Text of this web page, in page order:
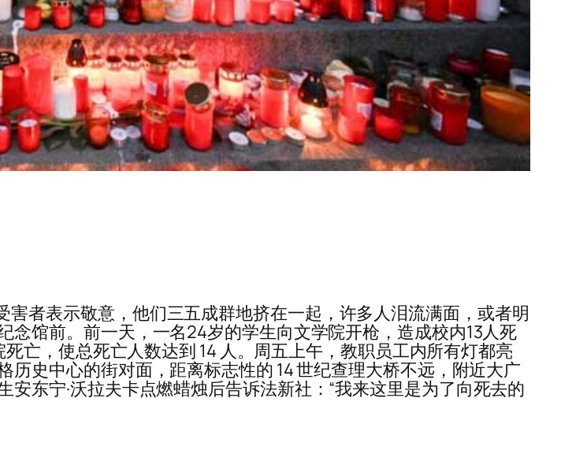
者表示敬意，他们三五成群地挤在一起，许多人泪流满面，或者明
馆前。前一天，一名24岁的学生向文学院开枪，造成校内13人死
亡，使总死亡人数达到 14 人。周五上午，教职员工内所有灯都亮
史中心的街对面，距离标志性的 14 世纪查理大桥不远，附近大广
东宁·沃拉夫卡点燃蜡烛后告诉法新社：“我来这里是为了向死去的